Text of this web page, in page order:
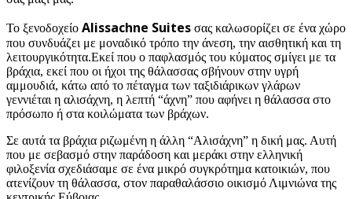
Το ξενοδοχείο Αlissachne Suites σας καλωσορίζει σε ένα χώρο
που συνδυάζει με μοναδικό τρόπο την άνεση, την αισθητική και τη
λειτουργικότητα.Εκεί που ο παφλασμός του κύματος σμίγει με τα
βράχια, εκεί που οι ήχοι της θάλασσας σβήνουν στην υγρή
αμμουδιά, κάτω από το πέταγμα των ταξιδιάρικων γλάρων
γεννιέται η αλισάχνη, η λεπτή “άχνη” που αφήνει η θάλασσα στο
πρόσωπο ή στα κοιλώματα των βράχων.
Σε αυτά τα βράχια ριζωμένη η άλλη “Αλισάχνη” η δική μας. Αυτή
που με σεβασμό στην παράδοση και μεράκι στην ελληνική
φιλοξενία σχεδιάσαμε σε ένα μικρό συγκρότημα κατοικιών, που
ατενίζουν τη θάλασσα, στον παραθαλάσσιο οικισμό Λιμνιώνα της